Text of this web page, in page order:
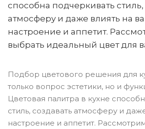
способна подчеркивать стиль,
атмосферу и даже влиять на
настроение и аппетит.
выбрать идеальный цвет для
Подбор цветового решения для
только вопрос эстетики, но и
Цветовая палитра в кухне
стиль, создавать атмосферу и
настроение и аппетит.